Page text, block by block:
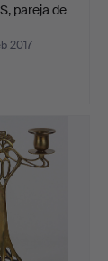
pareja de
2017